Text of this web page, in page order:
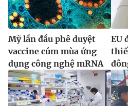
Ðiện thoại Thời báo VTV:024.66
Email:toasoan@vtv.vn
Liên hệ quảng cáo: 024-
Mỹ lần đầu phê duyệt
vaccine cúm mùa ứng
dụng công nghệ mRNA
EU